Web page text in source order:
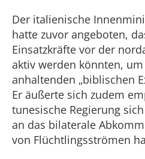
Der italienische
hatte zuvor angeboten,
Einsatzkräfte vor der
aktiv werden könnten,
anhaltenden „biblischen
Er äußerte sich zudem
tunesische Regierung
an das bilaterale
von Flüchtlingsströmen